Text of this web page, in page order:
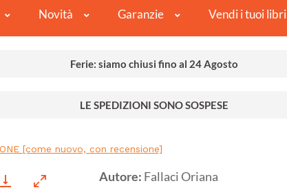
Novità Garanzie Vendi i tuoi libri
Ferie: siamo chiusi fino al 24 Agosto
LE SPEDIZIONI SONO SOSPESE
[come nuovo, con recensione]
Autore: Fallaci Oriana